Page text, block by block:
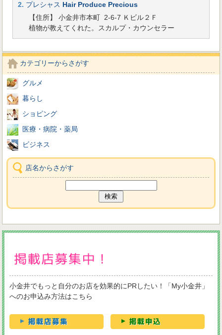
2. プレシャス Hair Produce Precious
【住所】 小金井市本町 2-6-7 Ｋビル２Ｆ
植物が教えてくれた。スカルプ・カウンセラー
カテゴリーからさがす
グルメ
暮らし
ショピング
医療・病院・薬局
ビジネス
店名からさがす
小金井でもっと自分のお店を効果的にPRしたい！「My小金井」
へのお申込み方法はこちら